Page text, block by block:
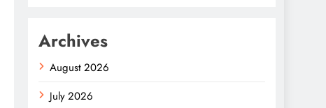
Archives
August 2026
July 2026